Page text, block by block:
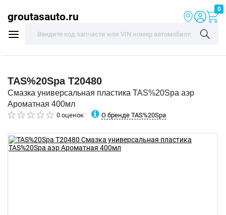
groutasauto.ru
0
TAS%20Spa T20480
Смазка универсальная пластика TAS%20Spa аэр
Ароматная 400мл
0 оценок О бренде TAS%20Spa